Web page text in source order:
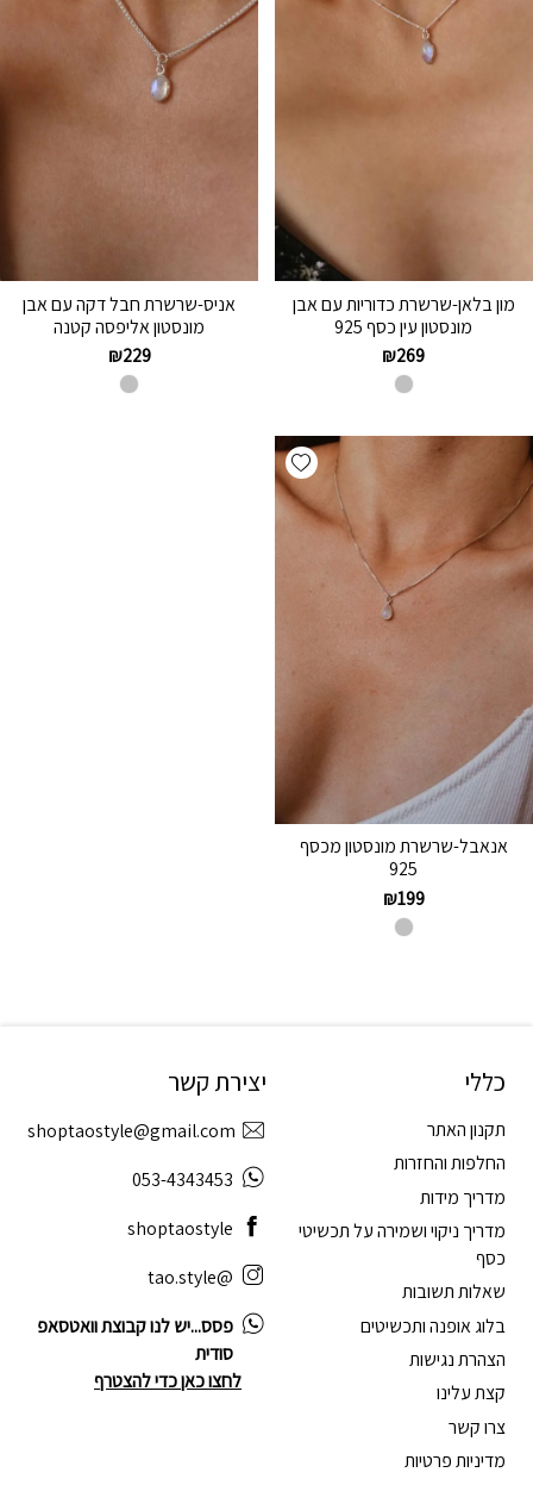
מון בלאן-שרשרת כדוריות עם אבן
מונסטון עין כסף 925
₪269
אניס-שרשרת חבל דקה עם אבן
מונסטון אליפסה קטנה
₪229
Add wishlist
אנאבל-שרשרת מונסטון מכסף
925
₪199
כללי
תקנון האתר
החלפות והחזרות
מדריך מידות
מדריך ניקוי ושמירה על תכשיטי
כסף
שאלות תשובות
בלוג אופנה ותכשיטים
הצהרת נגישות
קצת עלינו
צרו קשר
מדיניות פרטיות
יצירת קשר
shoptaostyle@gmail.com
053-4343453
shoptaostyle
@tao.style
פסס...יש לנו קבוצת וואטסאפ
סודית
לחצו כאן כדי להצטרף